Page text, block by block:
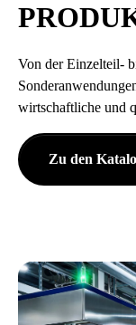
Von der Einzelteil-
wirtschaftliche und
Zu den